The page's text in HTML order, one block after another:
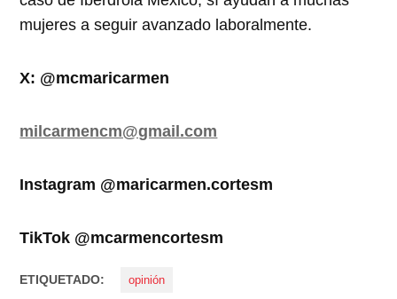
mujeres a seguir avanzado laboralmente.
X: @mcmaricarmen
milcarmencm@gmail.com
Instagram @maricarmen.cortesm
TikTok @mcarmencortesm
ETIQUETADO: opinión